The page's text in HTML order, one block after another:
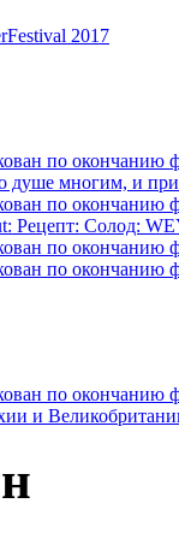
2017
по окончанию
душе многим, и
по окончанию
Рецепт: Солод:
по окончанию
по окончанию
по окончанию
и